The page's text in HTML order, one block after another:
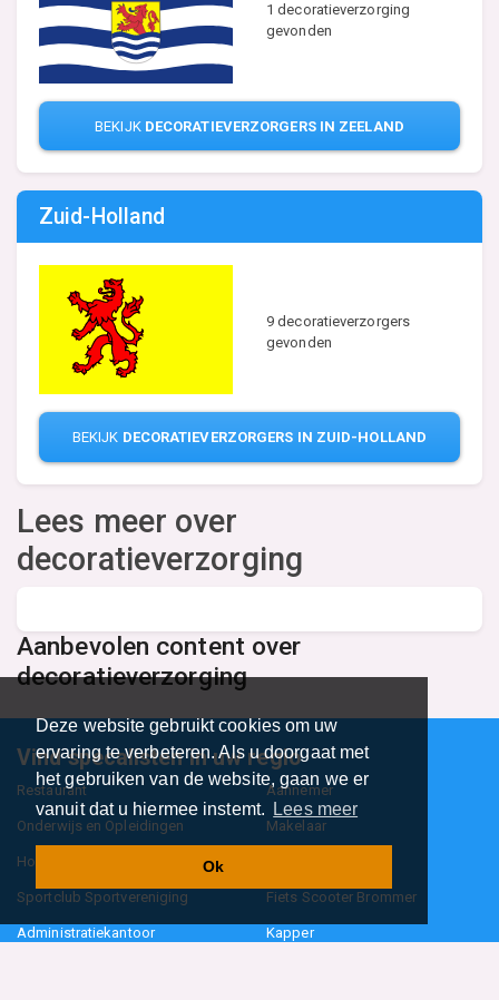
Deze website gebruikt cookies om uw
ervaring te verbeteren. Als u doorgaat met
het gebruiken van de website, gaan we er
vanuit dat u hiermee instemt.
Lees meer
Ok
1 decoratieverzorging
gevonden
BEKIJK DECORATIEVERZORGERS IN ZEELAND
Zuid-Holland
9 decoratieverzorgers
gevonden
BEKIJK DECORATIEVERZORGERS IN ZUID-HOLLAND
Lees meer over
decoratieverzorging
Aanbevolen content over
decoratieverzorging
Vind specalisten in uw regio
Restaurant Aannemer
Onderwijs en Opleidingen Makelaar
Hovenier
Sportclub Sportvereniging Fiets Scooter Brommer
Administratiekantoor Kapper